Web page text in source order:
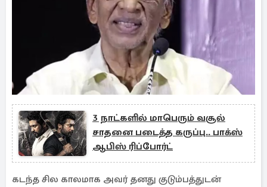
3 நாட்களில் மாபெரும் வசூல்
சாதனை படைத்த கருப்பு.. பாக்ஸ்
ஆபிஸ் ரிப்போர்ட்
கடந்த சில காலமாக அவர் தனது குடும்பத்துடன்